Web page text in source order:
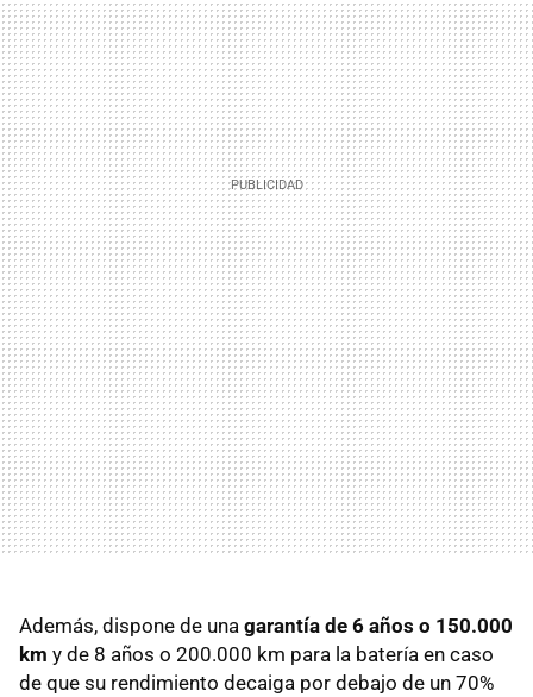
Además, dispone de una garantía de 6 años o 150.000
km y de 8 años o 200.000 km para la batería en caso
de que su rendimiento decaiga por debajo de un 70%